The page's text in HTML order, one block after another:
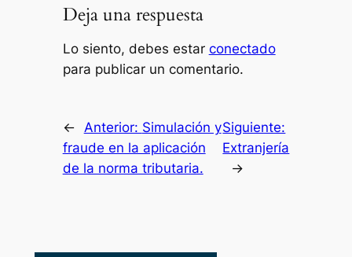
Deja una respuesta
Lo siento, debes estar conectado
para publicar un comentario.
← Anterior: Simulación y
fraude en la aplicación
de la norma tributaria.
Siguiente:
Extranjería
→